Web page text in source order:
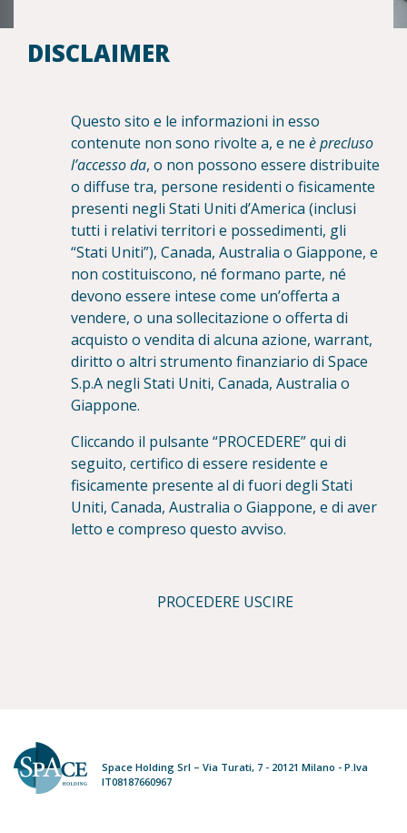
DISCLAIMER
Questo sito e le informazioni in esso
contenute non sono rivolte a, e ne è precluso
l’accesso da, o non possono essere distribuite
o diffuse tra, persone residenti o fisicamente
presenti negli Stati Uniti d’America (inclusi
tutti i relativi territori e possedimenti, gli
“Stati Uniti”), Canada, Australia o Giappone, e
non costituiscono, né formano parte, né
devono essere intese come un’offerta a
vendere, o una sollecitazione o offerta di
acquisto o vendita di alcuna azione, warrant,
diritto o altri strumento finanziario di Space
S.p.A negli Stati Uniti, Canada, Australia o
Giappone.
Cliccando il pulsante “PROCEDERE” qui di
seguito, certifico di essere residente e
fisicamente presente al di fuori degli Stati
Uniti, Canada, Australia o Giappone, e di aver
letto e compreso questo avviso.
PROCEDERE USCIRE
Space Holding Srl – Via Turati, 7 - 20121 Milano - P.Iva
IT08187660967